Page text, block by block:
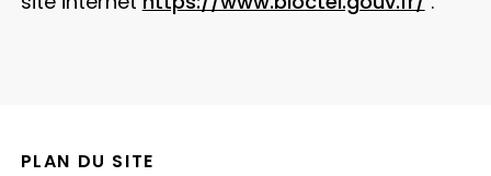
PLAN DU SITE